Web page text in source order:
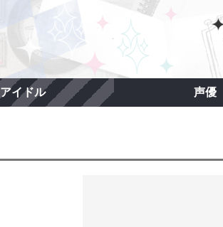
アイドル 声優